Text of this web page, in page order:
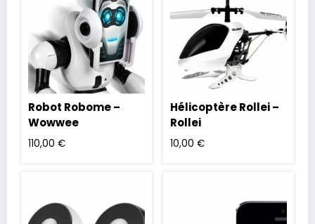
Robot Robome –
Wowwee
110,00 €
Hélicoptère Rollei –
Rollei
10,00 €